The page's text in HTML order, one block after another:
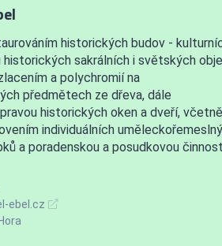
historických budov -
historických sakrálních i světských
a polychromií na
předmětech ze dřeva, dále
historických oken a dveří, včetně
individuálních
a poradenskou a posudkovou
ebel.cz